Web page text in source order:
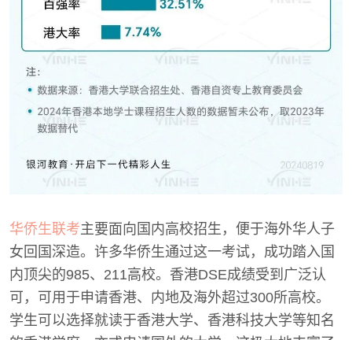
华侨生联考主要面向国内高校招生，便于海外华人子
女回国深造。许多华侨生通过这一考试，成功踏入国
内顶尖的985、211高校。香港DSE成绩受到广泛认
可，可用于申请香港、内地及海外超过300所高校。
学生可以选择就读于香港大学、香港科技大学等知名